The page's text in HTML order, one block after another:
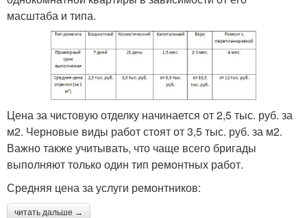
масштаба и типа.
Цена за чистовую отделку начинается от 2,5 тыс. руб. за
м2. Черновые виды работ стоят от 3,5 тыс. руб. за м2.
Важно также учитывать, что чаще всего бригады
выполняют только один тип ремонтных работ.
Средняя цена за услуги ремонтников:
читать дальше →